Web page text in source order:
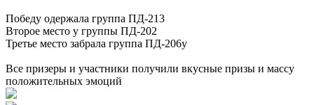
Победу одержала группа ПД-213
Второе место у группы ПД-202
Третье место забрала группа ПД-206у
Все призеры и участники получили вкусные призы и массу
положительных эмоций